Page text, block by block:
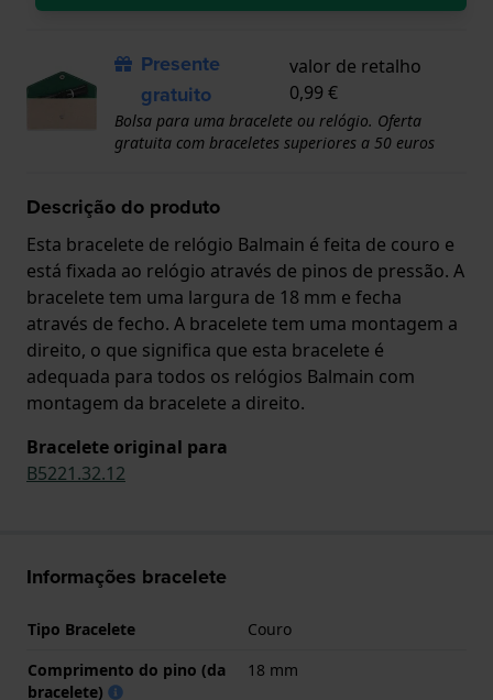
Presente
gratuito
valor de retalho
0,99 €
Bolsa para uma bracelete ou relógio. Oferta
gratuita com braceletes superiores a 50 euros
Descrição do produto
Esta bracelete de relógio Balmain é feita de couro e
está fixada ao relógio através de pinos de pressão. A
bracelete tem uma largura de 18 mm e fecha
através de fecho. A bracelete tem uma montagem a
direito, o que significa que esta bracelete é
adequada para todos os relógios Balmain com
montagem da bracelete a direito.
Bracelete original para
B5221.32.12
Informações bracelete
Tipo Bracelete
Couro
Comprimento do pino (da
bracelete)
18 mm